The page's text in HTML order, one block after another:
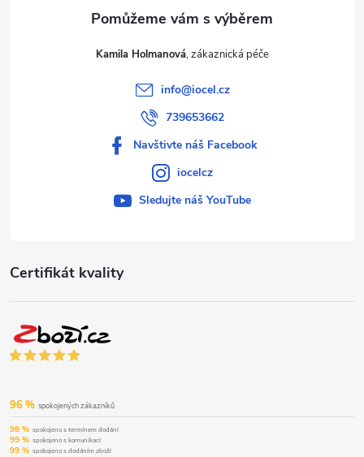
Certifikát kvality
96 % spokojených zákazníků
98 % spokojeno s termínem dodání
99 % spokojeno s komunikací
99 % spokojeno s dodáním zboží
Kamila Holmanová
info@iocel.cz
739653662
Navštivte náš Facebook
iocelcz
Sledujte náš YouTube